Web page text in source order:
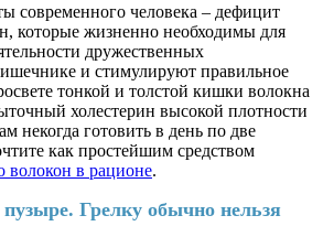
современного человека – дефицит
которые жизненно необходимы для
дружественных
и стимулируют правильное
тонкой и толстой кишки волокна
холестерин высокой плотности
некогда готовить в день по две
как простейшим средством
волокон в рационе.
Грелку обычно нельзя